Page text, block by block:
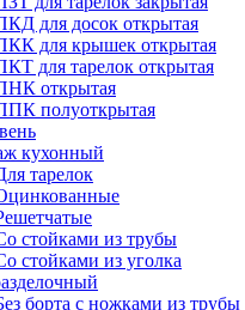
для досок открытая
для крышек открытая
для тарелок открытая
открытая
полуоткрытая
кухонный
тарелок
стойками из трубы
стойками из уголка
борта с ножками из трубы